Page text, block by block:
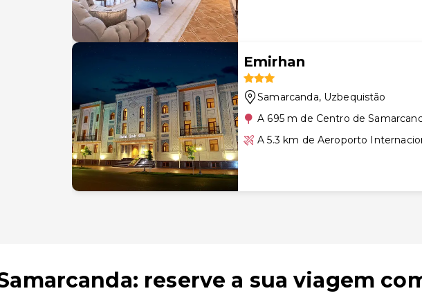
Emirhan
Samarcanda, Uzbequistão
A 695 m de Centro de
A 5.3 km de Aeroporto
reserve a sua viagem